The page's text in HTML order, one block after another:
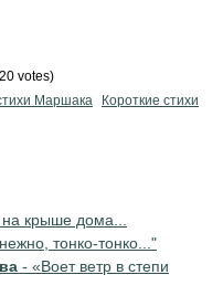
20 votes)
Маршака Короткие стихи
крыше дома...
тонко-тонко..."
- «Воет ветр в степи